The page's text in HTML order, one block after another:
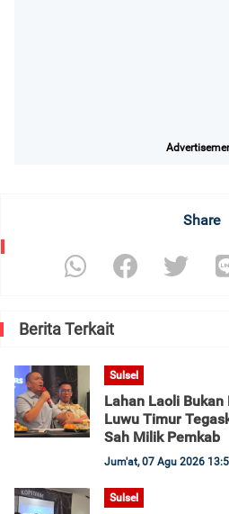
Share
Berita Terkait
Sulsel
Lahan Laoli
Luwu Timur
Sah Milik Pemkab
Jum'at, 07 Agu 2026
Sulsel